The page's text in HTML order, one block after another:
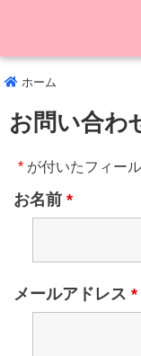
ホーム
お問い合わ
* が付いたフィー
お名前 *
メールアドレス *